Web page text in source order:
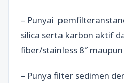
– Punyai
silica serta karbon aktif
fiber/stainless 8″ maupun
– Punya filter sedimen